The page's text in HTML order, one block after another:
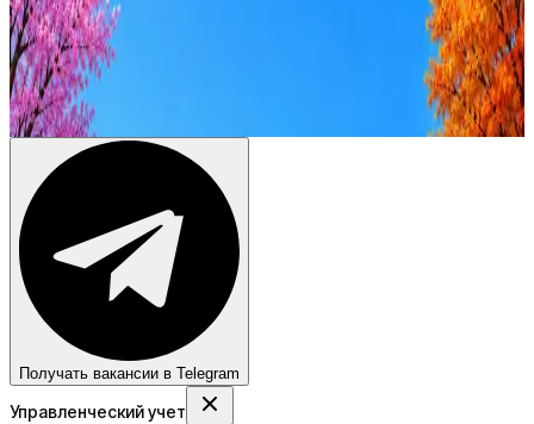
AI генерация сопроводительных писем
Получать вакансии в Telegram
Управленческий учет